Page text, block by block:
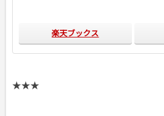
楽天ブックス
★★★